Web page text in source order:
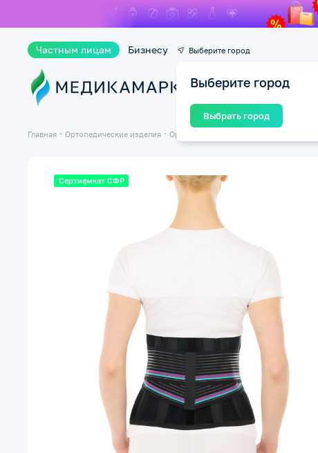
Частным лицам Бизнесу Выберите город
Выберите город
Выбрать город
Каталог
Главная Ортопедические изделия Ортопедические бандажи и корсеты
Сертификат СФР